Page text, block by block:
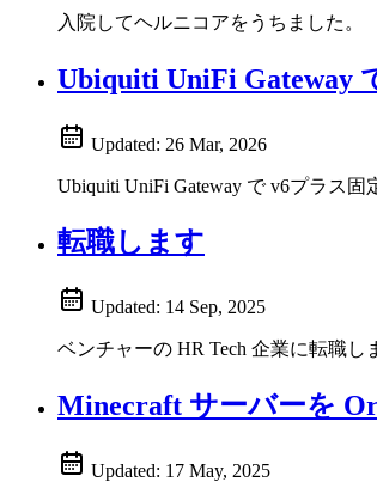
入院してヘルニコアをうちました。
Ubiquiti UniFi Gateway
Updated: 26 Mar, 2026
Ubiquiti UniFi Gateway で v6プラス
転職します
Updated: 14 Sep, 2025
ベンチャーの HR Tech 企業に転職し
Minecraft サーバーを
Updated: 17 May, 2025